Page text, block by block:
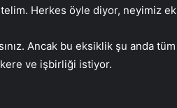
Herkes öyle diyor, neyimiz
Ancak bu eksiklik şu anda
ve işbirliği istiyor.